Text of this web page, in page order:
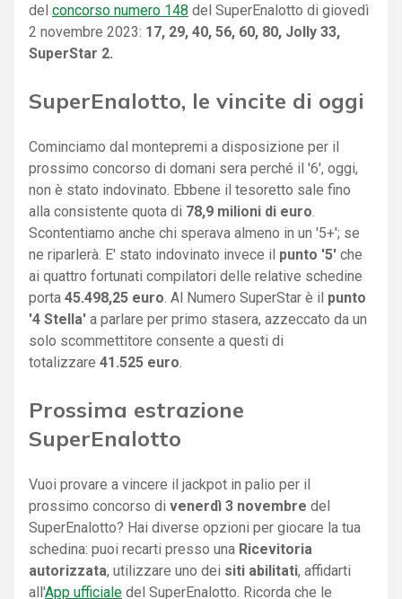
del concorso numero 148 del SuperEnalotto di giovedì
2 novembre 2023: 17, 29, 40, 56, 60, 80, Jolly 33,
SuperStar 2.
SuperEnalotto, le vincite di oggi
Cominciamo dal montepremi a disposizione per il
prossimo concorso di domani sera perché il '6', oggi,
non è stato indovinato. Ebbene il tesoretto sale fino
alla consistente quota di 78,9 milioni di euro
Scontentiamo anche chi sperava almeno in un '5+'; se
ne riparlerà. E' stato indovinato invece il punto '5' che
ai quattro fortunati compilatori delle relative schedine
porta 45.498,25 euro . Al Numero SuperStar è il punto
'4 Stella' a parlare per primo stasera, azzeccato da un
solo scommettitore consente a questi di
totalizzare 41.525 euro
Prossima estrazione
SuperEnalotto
Vuoi provare a vincere il jackpot in palio per il
prossimo concorso di venerdì 3 novembre del
SuperEnalotto? Hai diverse opzioni per giocare la tua
schedina: puoi recarti presso una Ricevitoria
autorizzata, utilizzare uno dei siti abilitati, affidarti
all'App ufficiale del SuperEnalotto. Ricorda che le